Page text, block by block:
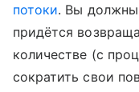
потоки. Вы должны
придётся
количестве (с
сократить свои